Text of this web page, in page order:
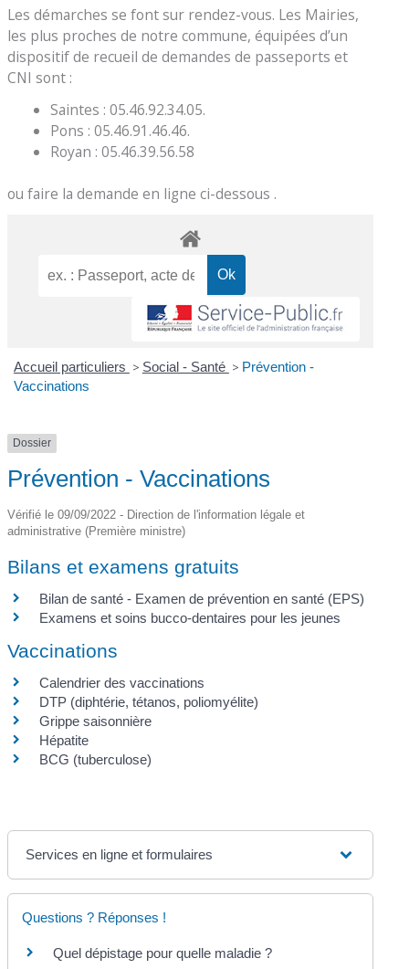
Les démarches se font sur rendez-vous. Les Mairies,
les plus proches de notre commune, équipées d’un
dispositif de recueil de demandes de passeports et
CNI sont :
Saintes : 05.46.92.34.05.
Pons : 05.46.91.46.46.
Royan : 05.46.39.56.58
ou faire la demande en ligne ci-dessous .
Accueil particuliers > Social - Santé > Prévention -
Vaccinations
Dossier
Prévention - Vaccinations
Vérifié le 09/09/2022 - Direction de l'information légale et
administrative (Première ministre)
Bilans et examens gratuits
Bilan de santé - Examen de prévention en santé (EPS)
Examens et soins bucco-dentaires pour les jeunes
Vaccinations
Calendrier des vaccinations
DTP (diphtérie, tétanos, poliomyélite)
Grippe saisonnière
Hépatite
BCG (tuberculose)
Services en ligne et formulaires
Questions ? Réponses !
Quel dépistage pour quelle maladie ?